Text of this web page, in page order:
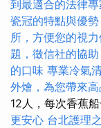
到最適合的法律專
瓷冠的特點與優
所，方便您的視
題，徵信社的協助
的口味 專業冷氣
外燴，為您帶來
12人，每次香蕉船
更安心 台北護理